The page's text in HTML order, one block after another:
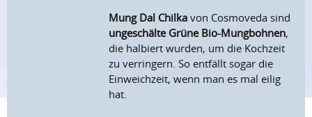
Mung Dal Chilka von Cosmoveda sind
ungeschälte Grüne Bio-Mungbohnen,
die halbiert wurden, um die Kochzeit
zu verringern. So entfällt sogar die
Einweichzeit, wenn man es mal eilig
hat.